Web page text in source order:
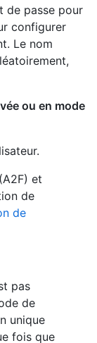
de passe pour
configurer
Le nom
ou en mode
et
de
de
pas
de
unique
fois que